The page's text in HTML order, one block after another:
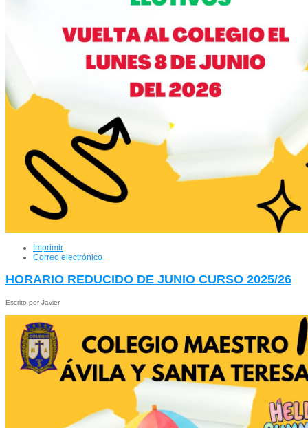
Imprimir
Correo electrónico
HORARIO REDUCIDO DE JUNIO CURSO 2025/26
Escrito por Javier